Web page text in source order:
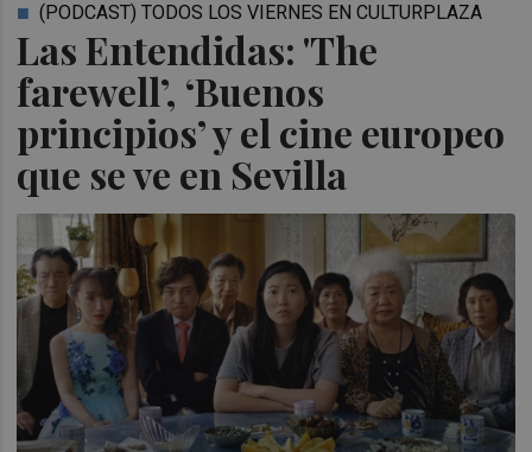
Las Entendidas: 'The
farewell’, ‘Buenos
principios’ y el cine europeo
que se ve en Sevilla
(PODCAST) TODOS LOS VIERNES EN CULTURPLAZA